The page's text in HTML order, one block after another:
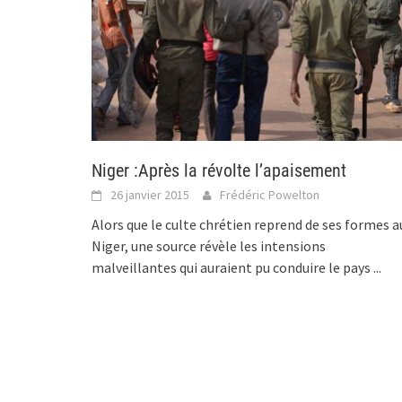
Niger :Après la révolte l’apaisement
26 janvier 2015 Frédéric Powelton
Alors que le culte chrétien reprend de ses formes
Niger, une source révèle les intensions
malveillantes qui auraient pu conduire le pays ...